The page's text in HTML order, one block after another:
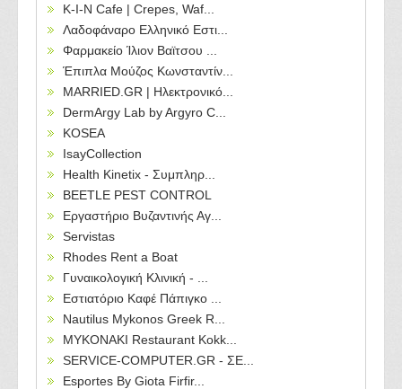
Κ-Ι-Ν Cafe | Crepes, Waf...
Λαδοφάναρο Ελληνικό Εστι...
Φαρμακείο Ίλιον Βαϊτσου ...
Έπιπλα Μούζος Κωνσταντίν...
MARRIED.GR | Ηλεκτρονικό...
DermArgy Lab by Argyro C...
KOSEA
IsayCollection
Health Kinetix - Συμπληρ...
BEETLE PEST CONTROL
Εργαστήριο Βυζαντινής Αγ...
Servistas
Rhodes Rent a Boat
Γυναικολογική Κλινική - ...
Εστιατόριο Καφέ Πάπιγκο ...
Nautilus Mykonos Greek R...
MYKONAKI Restaurant Kokk...
SERVICE-COMPUTER.GR - ΣΕ...
Esportes By Giota Firfir...